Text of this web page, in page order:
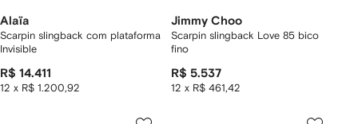
Alaïa
Scarpin slingback com plataforma
Invisible
R$ 14.411
12 x R$ 1.200,92
Jimmy Choo
Scarpin slingback Love 85 bico
fino
R$ 5.537
12 x R$ 461,42